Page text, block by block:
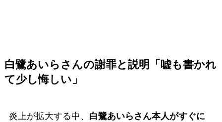
白鷺あいらさんの謝罪と説明「嘘も書かれ
て少し悔しい」
炎上が拡大する中、 白鷺あいらさん本人がすぐに